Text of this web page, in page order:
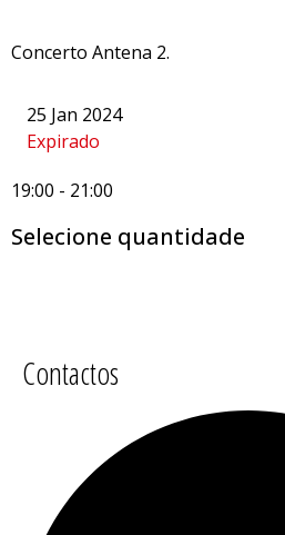
Concerto Antena 2.
25 Jan 2024
Expirado
19:00 - 21:00
Selecione quantidade
Contactos